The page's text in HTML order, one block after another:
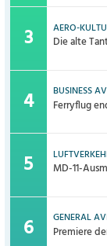
AERO-
Die alte
BUSINESS
Ferryflug
MD-11-
GENERAL
Premiere